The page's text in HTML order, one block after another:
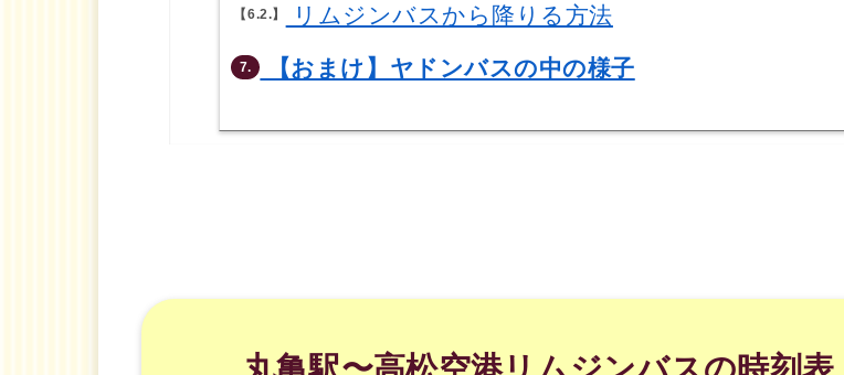
6.2. リムジンバスから降りる方法
7. 【おまけ】ヤドンバスの中の様子